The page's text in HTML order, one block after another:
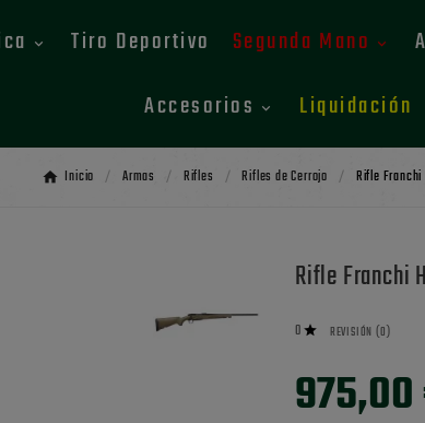
Tiro Deportivo Segunda Mano
Accesorios
Liquidación
Inicio Armas Rifles Rifles de Cerrojo Rifle Franchi
Rifle Franchi
0  REVISIÓN (0)